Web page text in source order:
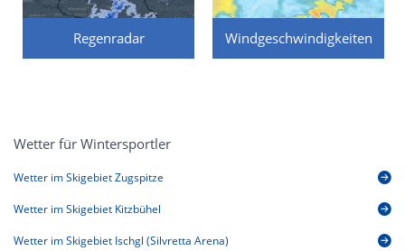
Regenradar Windgeschwindigkeiten
Wetter für Wintersportler
Wetter im Skigebiet Zugspitze
Wetter im Skigebiet Kitzbühel
Wetter im Skigebiet Ischgl (Silvretta Arena)